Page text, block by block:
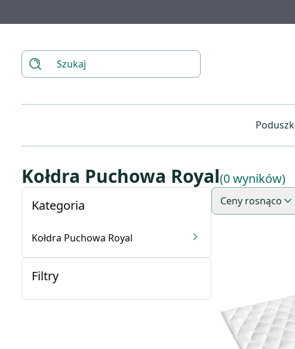
Kołdra Puchowa Royal(0 wyników)
Kategoria
Kołdra Puchowa Royal
Filtry
Ceny rosnąco